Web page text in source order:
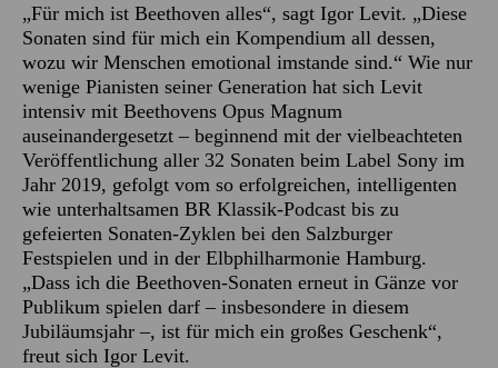
„Für mich ist Beethoven alles“, sagt Igor Levit. „Diese
Sonaten sind für mich ein Kompendium all dessen,
wozu wir Menschen emotional imstande sind.“ Wie nur
wenige Pianisten seiner Generation hat sich Levit
intensiv mit Beethovens Opus Magnum
auseinandergesetzt – beginnend mit der vielbeachteten
Veröffentlichung aller 32 Sonaten beim Label Sony im
Jahr 2019, gefolgt vom so erfolgreichen, intelligenten
wie unterhaltsamen BR Klassik-Podcast bis zu
gefeierten Sonaten-Zyklen bei den Salzburger
Festspielen und in der Elbphilharmonie Hamburg.
„Dass ich die Beethoven-Sonaten erneut in Gänze vor
Publikum spielen darf – insbesondere in diesem
Jubiläumsjahr –, ist für mich ein großes Geschenk“,
freut sich Igor Levit.